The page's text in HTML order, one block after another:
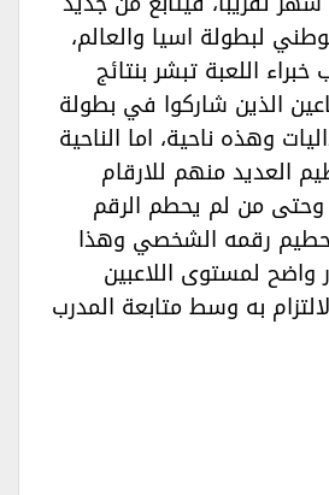
لبطولة اسيا والعالم،
اللعبة تبشر بنتائج
الذين شاركوا في بطولة
وهذه ناحية، اما الناحية
العديد منهم للارقام
وحتى من لم يحطم الرقم
رقمه الشخصي وهذا
لمستوى اللاعبين
به وسط متابعة المدرب